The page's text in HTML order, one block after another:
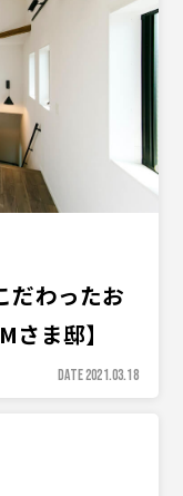
だわったお
ま邸】
DATE 2021.03.18